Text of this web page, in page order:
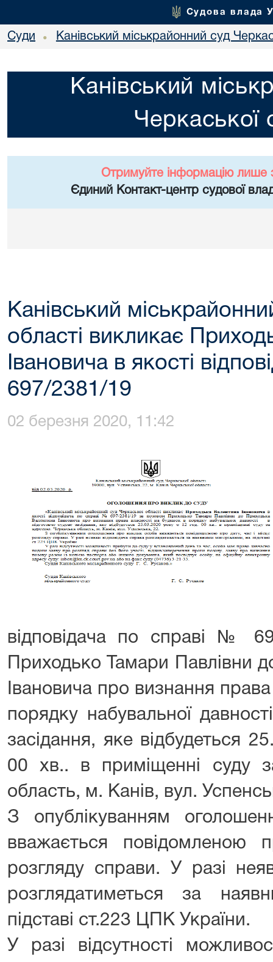
Судова влада
Суди • Канівський міськрайонний суд
Канівський
Черкаської
Отримуйте інформацію лише
Єдиний Контакт-центр судової
Канівський
області викликає
Івановича в якості
697/2381/19
02 березня 2020, 11:42
відповідача по справі №
Приходько Тамари Павлівни
Івановича про визнання
порядку набувальної
засідання, яке відбудеться
00 хв.. в приміщенні суду
область, м. Канів, вул.
З опублікуванням
вважається повідомленою
розгляду справи. У разі
розглядатиметься за
підставі ст.223 ЦПК України.
У разі відсутності